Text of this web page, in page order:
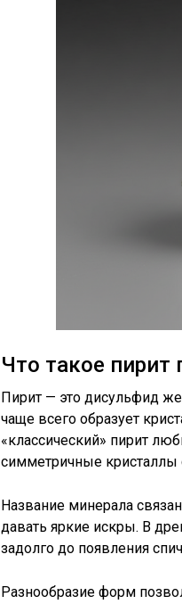
Что такое
Пирит — это дисульфид
чаще всего образует
«классический» пирит
симметричные
Название минерала
давать яркие искры. В
задолго до появления
Разнообразие форм